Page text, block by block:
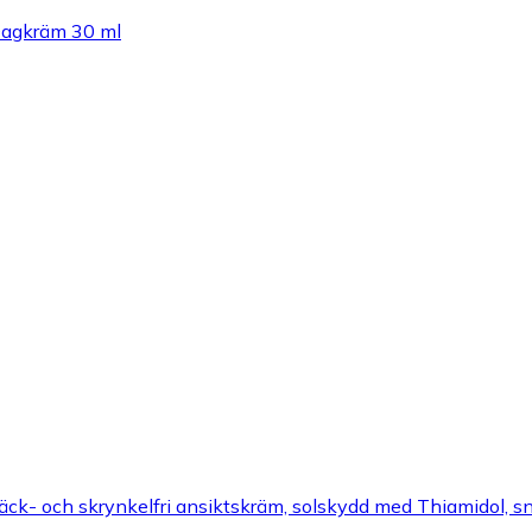
30 ml
och skrynkelfri ansiktskräm, solskydd med Thiamidol,